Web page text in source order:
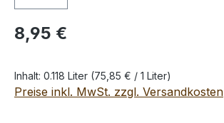
Regulärer Preis:
8,95 €
Inhalt: 0.118 Liter (75,85 € / 1 Liter)
Preise inkl. MwSt. zzgl. Versandkosten